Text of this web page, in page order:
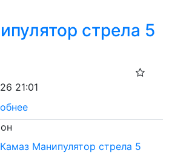
стрела 5
21:01
Камаз Манипулятор стрела 5